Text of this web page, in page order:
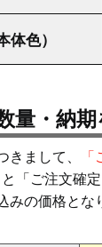
体色）
量・納
まして、
と「ご注文確
の価格とな